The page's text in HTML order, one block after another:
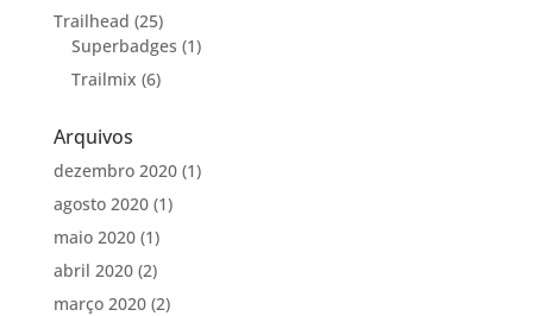
Trailhead (25)
Superbadges (1)
Trailmix (6)
Arquivos
dezembro 2020(1)
agosto 2020(1)
maio 2020(1)
abril 2020(2)
março 2020(2)